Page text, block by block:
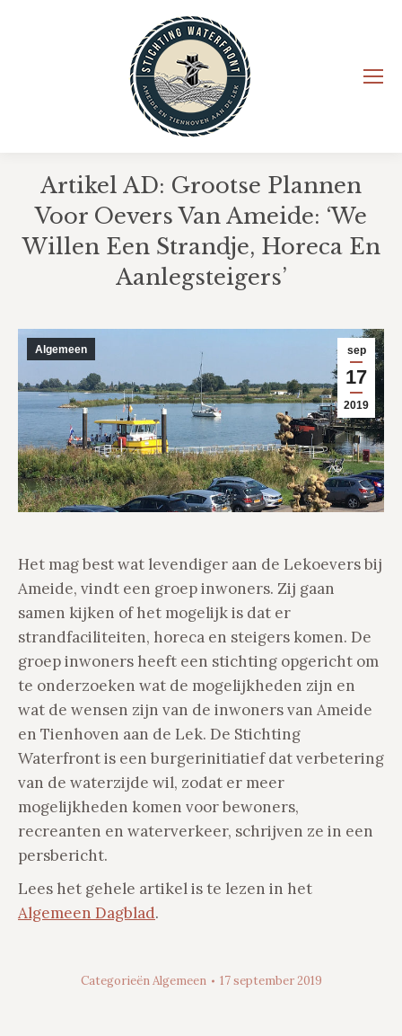
Artikel AD: Grootse Plannen
Voor Oevers Van Ameide: ‘We
Willen Een Strandje, Horeca En
Aanlegsteigers’
sep
17
2019
Algemeen
Het mag best wat levendiger aan de Lekoevers bij
Ameide, vindt een groep inwoners. Zij gaan
samen kijken of het mogelijk is dat er
strandfaciliteiten, horeca en steigers komen. De
groep inwoners heeft een stichting opgericht om
te onderzoeken wat de mogelijkheden zijn en
wat de wensen zijn van de inwoners van Ameide
en Tienhoven aan de Lek. De Stichting
Waterfront is een burgerinitiatief dat verbetering
van de waterzijde wil, zodat er meer
mogelijkheden komen voor bewoners,
recreanten en waterverkeer, schrijven ze in een
persbericht.
Lees het gehele artikel is te lezen in het
Algemeen Dagblad.
CategorieënAlgemeen 17 september 2019